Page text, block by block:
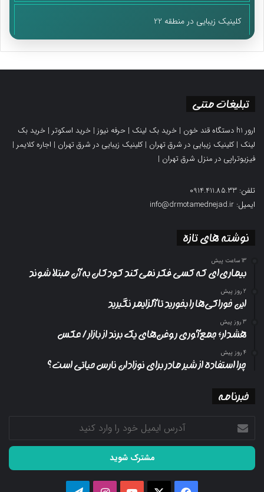
کلینیک زیبایی در منطقه 22
تبلیغات متنی
ارور h1 دستگاه قند خون | خرید بک لینک | حرفه نیوز | خرید اسکوتر | خرید بک
لینک |کلینیک زیبایی در شرق تهران |کلینیک زیبایی در شرق تهران | اجاره کلایمر |
فیزیوتراپی در منزل شرق تهران |
تلفن: 0914.411.85.33
ایمیل: info@drmotamednejad.ir
نوشته های تازه
13 ساعت پیش
بیماری‌ای که کسی فکر نمی‌کند کودکان به آن مبتلا شوند
2 روز پیش
این خوراکی‌ها را بخورید تا آلزایمر نگیرید
3 روز پیش
هشدار؛ جمع‌آوری روغن‌های یک برند از بازار/ عکس
4 روز پیش
چرا استفاده از شیر مادر برای نوزادان نارس حیاتی است؟
خبرنامه
آدرس
ایمیل
خود
وارد